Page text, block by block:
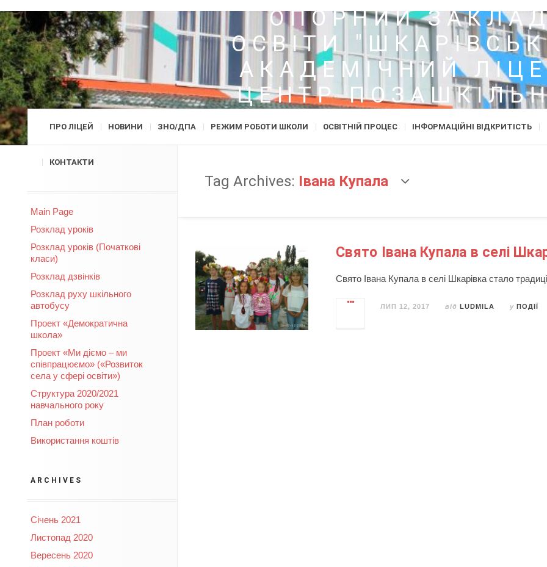
ОПОРНИЙ
ОСВІТИ
АКАДЕМІЧНИЙ
ЦЕНТР
ОСВІТИ"
ПРО ЛІЦЕЙ НОВИНИ ЗНО/ДПА РЕЖИМ РОБОТИ ШКОЛИ ОСВІТНІЙ ПРОЦЕС ІНФОРМАЦІЙНІ ВІДКРИТІСТЬ
КОНТАКТИ
Main Page
Розклад уроків
Розклад уроків (Початкові
класи)
Розклад дзвінків
Розклад руху шкільного
автобусу
Проект «Демократична
школа»
Проект «Ми діємо – ми
співпрацюємо» («Розвиток
села у сфері освіти»)
Структура 2020/2021
навчального року
План роботи
Використання коштів
ARCHIVES
Січень 2021
Листопад 2020
Вересень 2020
Tag Archives: Івана Купала
Свято Івана Купала в селі
Свято Івана Купала в селі Шкарівка стало
ЛИП 12, 2017 від LUDMILA у ПОДІЇ